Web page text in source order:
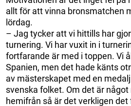
allt för att vinna bronsmatchen
lördag.
– Jag tycker att vi hittills har
turnering. Vi har vuxit in i
fortfarande är med i toppen. Vi
Spanien, men det hade känts
av mästerskapet med en
svenska folket. Om det är
hemifrån så är det verkligen